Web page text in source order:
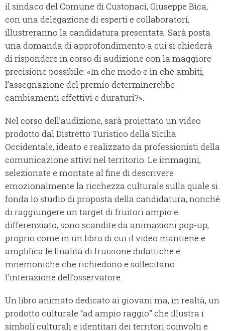
il sindaco del Comune di Custonaci, Giuseppe Bica,
con una delegazione di esperti e collaboratori,
illustreranno la candidatura presentata. Sarà posta
una domanda di approfondimento a cui si chiederà
di rispondere in corso di audizione con la maggiore
precisione possibile: «In che modo e in che ambiti,
l’assegnazione del premio determinerebbe
cambiamenti effettivi e duraturi?».
Nel corso dell’audizione, sarà proiettato un video
prodotto dal Distretto Turistico della Sicilia
Occidentale, ideato e realizzato da professionisti della
comunicazione attivi nel territorio. Le immagini,
selezionate e montate al fine di descrivere
emozionalmente la ricchezza culturale sulla quale si
fonda lo studio di proposta della candidatura, nonché
di raggiungere un target di fruitori ampio e
differenziato, sono scandite da animazioni pop-up,
proprio come in un libro di cui il video mantiene e
amplifica le finalità di fruizione didattiche e
mnemoniche che richiedono e sollecitano
l'interazione dell’osservatore.
Un libro animato dedicato ai giovani ma, in realtà, un
prodotto culturale “ad ampio raggio” che illustra i
simboli culturali e identitari dei territori coinvolti e